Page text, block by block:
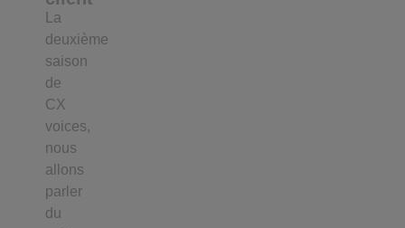
La
deuxième
saison
de
CX
voices,
nous
allons
parler
du